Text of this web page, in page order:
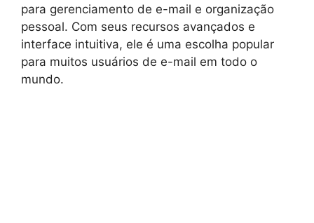
para gerenciamento de e-mail e organização
pessoal. Com seus recursos avançados e
interface intuitiva, ele é uma escolha popular
para muitos usuários de e-mail em todo o
mundo.